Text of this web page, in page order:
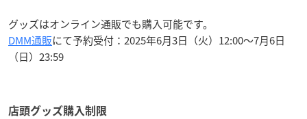
グッズはオンライン通販でも購入可能です。
DMM通販にて予約受付：2025年6月3日（火）12:00～7月6日
（日）23:59
店頭グッズ購入制限